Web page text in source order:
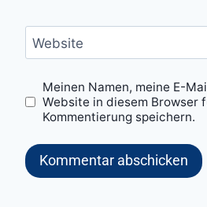
Website
Meinen Namen, meine E-
Website in diesem Browser
Kommentierung speichern.